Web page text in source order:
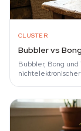
CLUSTER
Bubbler vs
Bubbler, Bong